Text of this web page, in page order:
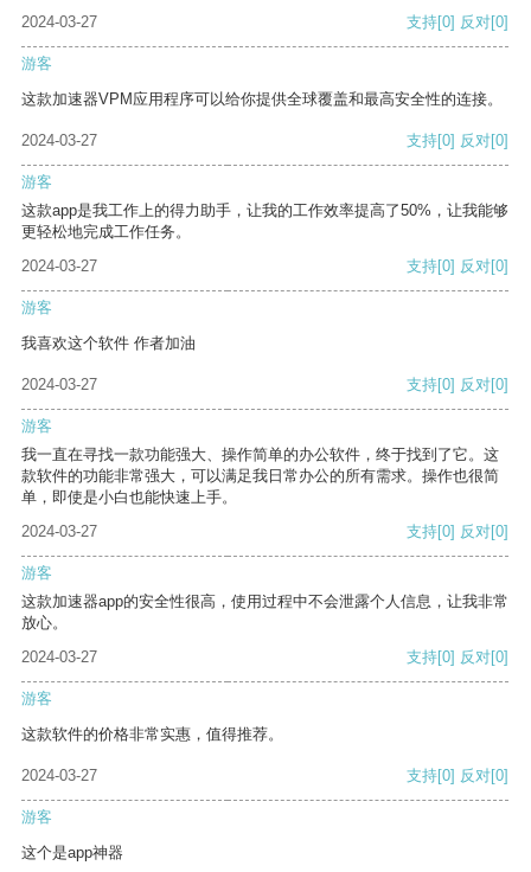
2024-03-27 支持[0] 反对[0]
游客
这款加速器VPM应用程序可以给你提供全球覆盖和最高安全性的连接。
2024-03-27 支持[0] 反对[0]
游客
这款app是我工作上的得力助手，让我的工作效率提高了50%，让我能够
更轻松地完成工作任务。
2024-03-27
支持[0] 反对[0]
游客
我喜欢这个软件 作者加油
2024-03-27 支持[0] 反对[0]
游客
我一直在寻找一款功能强大、操作简单的办公软件，终于找到了它。这
款软件的功能非常强大，可以满足我日常办公的所有需求。操作也很简
单，即使是小白也能快速上手。
2024-03-27
支持[0] 反对[0]
游客
这款加速器app的安全性很高，使用过程中不会泄露个人信息，让我非常
放心。
2024-03-27
支持[0] 反对[0]
游客
这款软件的价格非常实惠，值得推荐。
2024-03-27 支持[0] 反对[0]
游客
这个是app神器